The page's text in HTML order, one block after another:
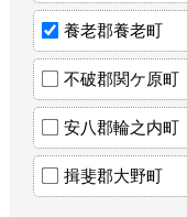
養老郡養老町
不破郡関ケ原町
安八郡輪之内町
揖斐郡大野町